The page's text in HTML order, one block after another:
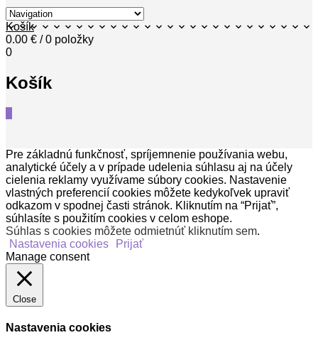
Košík
0.00 € / 0 položky
0
Košík
Pre základnú funkčnosť, spríjemnenie používania webu,
analytické účely a v prípade udelenia súhlasu aj na účely
cielenia reklamy využívame súbory cookies. Nastavenie
vlastných preferencií cookies môžete kedykoľvek upraviť
odkazom v spodnej časti stránok. Kliknutím na “Prijať”,
súhlasíte s použitím cookies v celom eshope.
Súhlas s cookies môžete odmietnúť kliknutím sem.
Nastavenia cookies
Prijať
Manage consent
Close
Nastavenia cookies